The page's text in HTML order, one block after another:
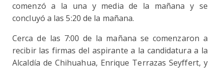
comenzó a la una y media de la mañana y se
concluyó a las 5:20 de la mañana.
Cerca de las 7:00 de la mañana se comenzaron a
recibir las firmas del aspirante a la candidatura a la
Alcaldía de Chihuahua, Enrique Terrazas Seyffert, y